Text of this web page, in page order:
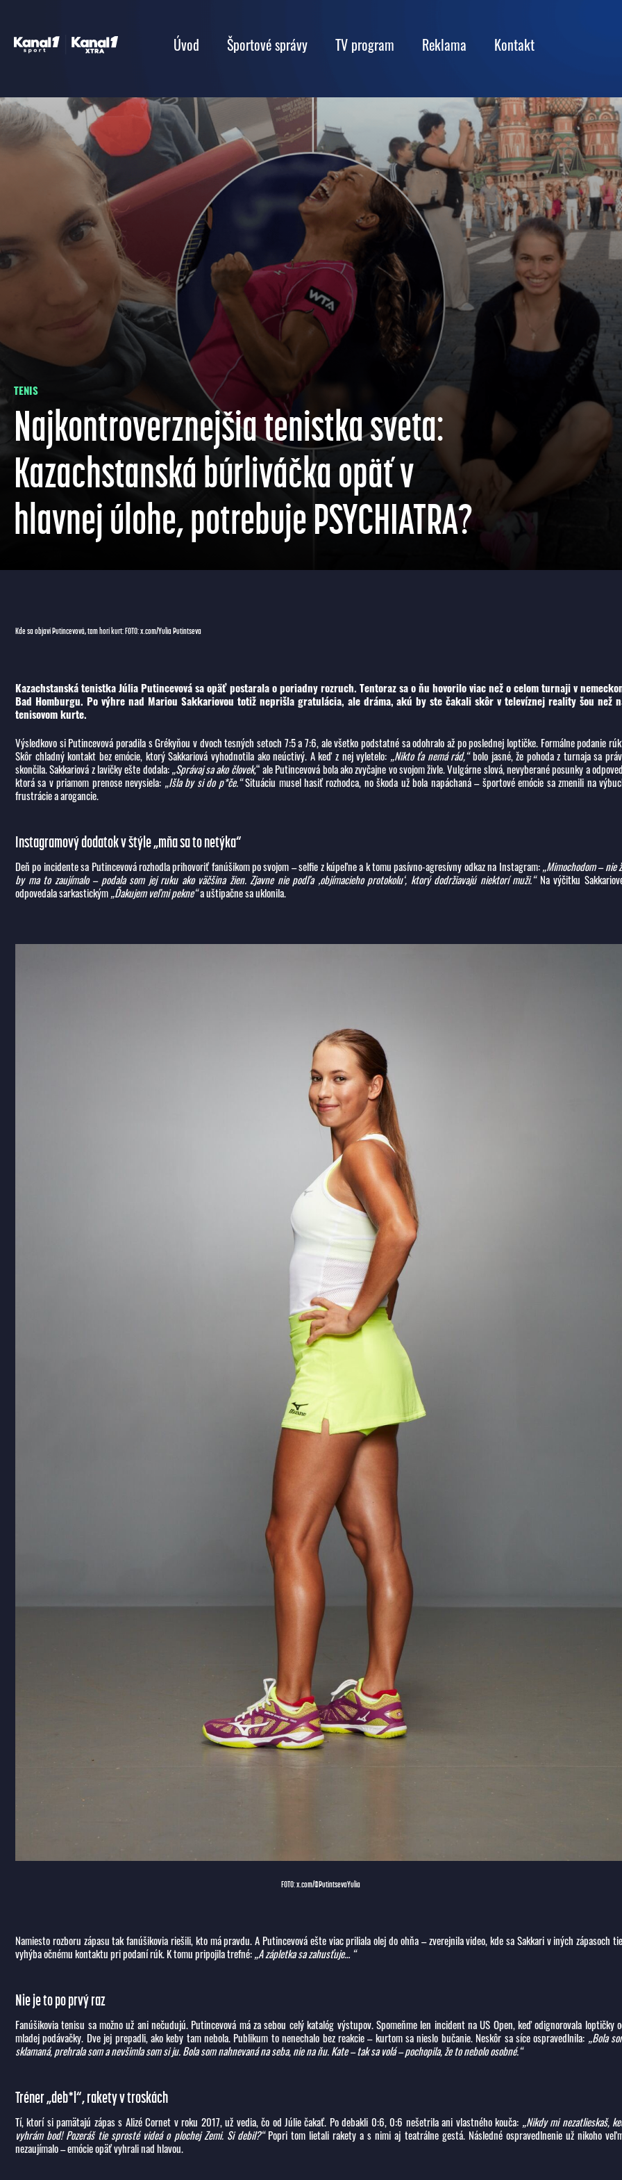
Úvod Športové správy TV program Reklama Kontakt
TENIS
Najkontroverznejšia tenistka sveta:
Kazachstanská búrliváčka opäť v
hlavnej úlohe, potrebuje PSYCHIATRA?
Kde sa objaví Putincevová, tam horí kurt: FOTO: x.com/Yulia Putintseva
Kazachstanská tenistka Júlia Putincevová sa opäť postarala o poriadny rozruch. Tentoraz sa o ňu hovorilo viac než o celom turnaji v
Bad Homburgu. Po výhre nad Mariou Sakkariovou totiž neprišla gratulácia, ale dráma, akú by ste čakali skôr v televíznej reality šou než
tenisovom kurte.
Výsledkovo si Putincevová poradila s Grékyňou v dvoch tesných setoch 7:5 a 7:6, ale všetko podstatné sa odohralo až po poslednej loptičke. Formálne podanie
Skôr chladný kontakt bez emócie, ktorý Sakkariová vyhodnotila ako neúctivý. A keď z nej vyletelo: „Nikto ťa nemá rád,“bolo jasné, že pohoda z turnaja sa
skončila. Sakkariová z lavičky ešte dodala:„Správaj sa ako človek,“ ale Putincevová bola ako zvyčajne vo svojom živle. Vulgárne slová, nevyberané posunky a
ktorá sa v priamom prenose nevysiela: „Išla by si do p*če.“Situáciu musel hasiť rozhodca, no škoda už bola napáchaná – športové emócie sa zmenili na
frustrácie a arogancie.
Instagramový dodatok v štýle „mňa sa to netýka“
Deň po incidente sa Putincevová rozhodla prihovoriť fanúšikom po svojom – selfie z kúpeľne a k tomu pasívno-agresívny odkaz na Instagram:„Mimochodom – nie
by ma to zaujímalo – podala som jej ruku ako väčšina žien. Zjavne nie podľa ‚objímacieho protokolu‘, ktorý dodržiavajú niektorí muži.“Na výčitku
odpovedala sarkastickým„Ďakujem veľmi pekne“a uštipačne sa uklonila.
FOTO: x.com/@PutintsevaYulia
Namiesto rozboru zápasu tak fanúšikovia riešili, kto má pravdu. A Putincevová ešte viac priliala olej do ohňa – zverejnila video, kde sa Sakkari v iných zápasoch
vyhýba očnému kontaktu pri podaní rúk. K tomu pripojila trefné:„A zápletka sa zahusťuje… “
Nie je to po prvý raz
Fanúšikovia tenisu sa možno už ani nečudujú. Putincevová má za sebou celý katalóg výstupov. Spomeňme len incident na US Open, keď odignorovala loptičky
mladej podávačky. Dve jej prepadli, ako keby tam nebola. Publikum to nenechalo bez reakcie – kurtom sa nieslo bučanie. Neskôr sa síce ospravedlnila: „Bola
sklamaná, prehrala som a nevšimla som si ju. Bola som nahnevaná na seba, nie na ňu. Kate – tak sa volá – pochopila, že to nebolo osobné.“
Tréner „deb*l“, rakety v troskách
Tí, ktorí si pamätajú zápas s Alizé Cornet v roku 2017, už vedia, čo od Júlie čakať. Po debakli 0:6, 0:6 nešetrila ani vlastného kouča: „Nikdy mi nezatlieskaš,
vyhrám bod! Pozeráš tie sprosté videá o plochej Zemi. Si debil?“Popri tom lietali rakety a s nimi aj teatrálne gestá. Následné ospravedlnenie už nikoho
nezaujímalo – emócie opäť vyhrali nad hlavou.